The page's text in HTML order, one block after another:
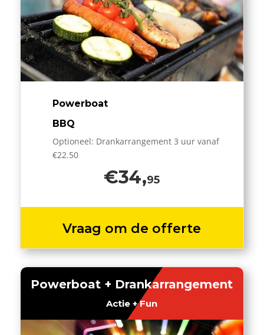
Powerboat
BBQ
Optioneel: Drankarrangement 3 uur vanaf
€22.50
€34,95
Vraag om de offerte
Powerboat + Drankarrangement
Actie + Fun